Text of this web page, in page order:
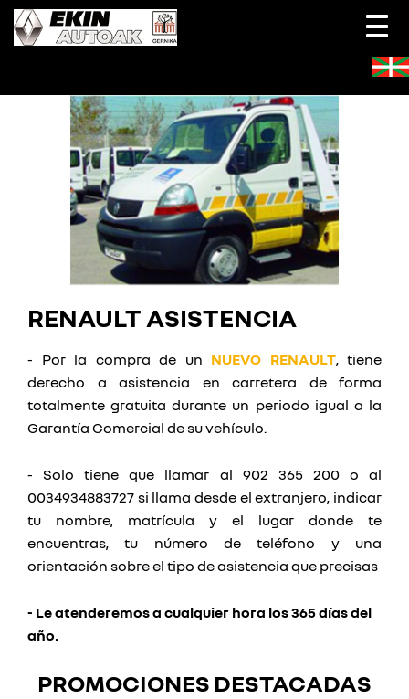
RENAULT ASISTENCIA
- Por la compra de un NUEVO RENAULT, tiene
derecho a asistencia en carretera de forma
totalmente gratuita durante un periodo igual a la
Garantía Comercial de su vehículo.
- Solo tiene que llamar al 902 365 200 o al
0034934883727 si llama desde el extranjero, indicar
tu nombre, matrícula y el lugar donde te
encuentras, tu número de teléfono y una
orientación sobre el tipo de asistencia que precisas
- Le atenderemos a cualquier hora los 365 días del
año.
PROMOCIONES DESTACADAS